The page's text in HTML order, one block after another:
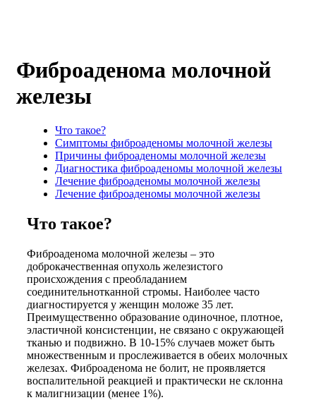
Фиброаденома молочной
железы
Что такое?
Симптомы фиброаденомы молочной железы
Причины фиброаденомы молочной железы
Диагностика фиброаденомы молочной железы
Лечение фиброаденомы молочной железы
Лечение фиброаденомы молочной железы
Что такое?
Фиброаденома молочной железы – это
доброкачественная опухоль железистого
происхождения с преобладанием
соединительнотканной стромы. Наиболее часто
диагностируется у женщин моложе 35 лет.
Преимущественно образование одиночное, плотное,
эластичной консистенции, не связано с окружающей
тканью и подвижно. В 10-15% случаев может быть
множественным и прослеживается в обеих молочных
железах. Фиброаденома не болит, не проявляется
воспалительной реакцией и практически не склонна
к малигнизации (менее 1%).